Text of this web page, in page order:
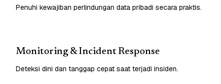
Penuhi kewajiban perlindungan data pribadi secara praktis.
Monitoring & Incident Response
Deteksi dini dan tanggap cepat saat terjadi insiden.